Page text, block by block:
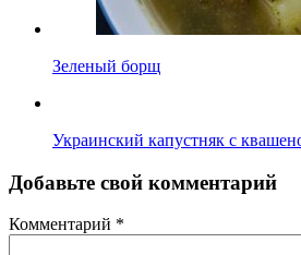
Зеленый борщ
Украинский капустняк с
Добавьте свой комментарий
Комментарий *